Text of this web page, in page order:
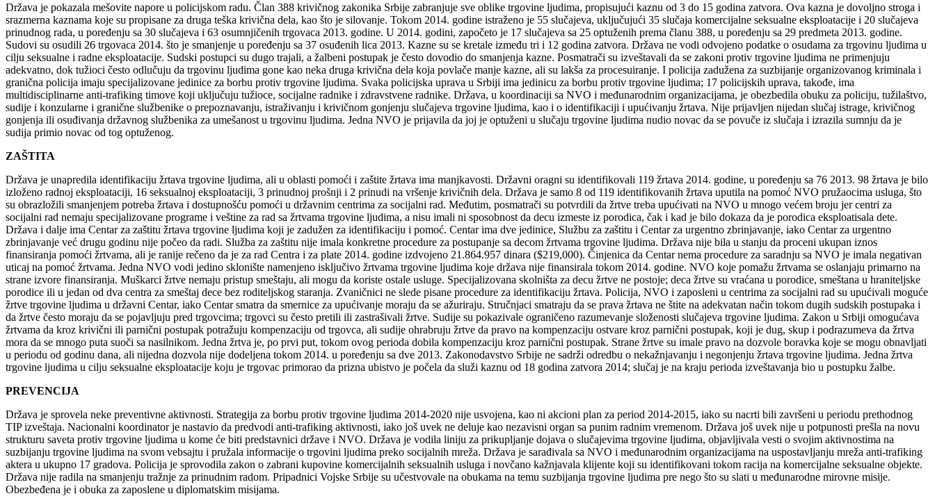
Država je pokazala mešovite napore u policijskom radu. Član 388 krivičnog zakonika Srbije zabranjuje sve oblike trgovine ljudima, propisujući kaznu od 3 do 15 godina zatvora. Ova kazna je dovoljno stroga i
srazmerna kaznama koje su propisane za druga teška krivična dela, kao što je silovanje. Tokom 2014. godine istraženo je 55 slučajeva, uključujući 35 slučaja komercijalne seksualne eksploatacije i 20 slučajeva
prinudnog rada, u poređenju sa 30 slučajeva i 63 osumnjičenih trgovaca 2013. godine. U 2014. godini, započeto je 17 slučajeva sa 25 optuženih prema članu 388, u poređenju sa 29 predmeta 2013. godine.
Sudovi su osudili 26 trgovaca 2014. što je smanjenje u poređenju sa 37 osuđenih lica 2013. Kazne su se kretale između tri i 12 godina zatvora. Država ne vodi odvojeno podatke o osudama za trgovinu ljudima u
cilju seksualne i radne eksploatacije. Sudski postupci su dugo trajali, a žalbeni postupak je često dovodio do smanjenja kazne. Posmatrači su izveštavali da se zakoni protiv trgovine ljudima ne primenjuju
adekvatno, dok tužioci često odlučuju da trgovinu ljudima gone kao neka druga krivična dela koja povlače manje kazne, ali su lakša za procesuiranje. I policija zadužena za suzbijanje organizovanog kriminala i
granična policija imaju specijalizovane jedinice za borbu protiv trgovine ljudima. Svaka policijska uprava u Srbiji ima jedinicu za borbu protiv trgovine ljudima; 17 policijskih uprava, takođe, ima
multidisciplinarne anti-trafiking timove koji uključuju tužioce, socijalne radnike i zdravstvene radnike. Država, u koordinaciji sa NVO i međunarodnim organizacijama, je obezbedila obuku za policiju, tužilaštvo,
sudije i konzularne i granične službenike o prepoznavanju, istraživanju i krivičnom gonjenju slučajeva trgovine ljudima, kao i o identifikaciji i upućivanju žrtava. Nije prijavljen nijedan slučaj istrage, krivičnog
gonjenja ili osuđivanja državnog službenika za umešanost u trgovinu ljudima. Jedna NVO je prijavila da joj je optuženi u slučaju trgovine ljudima nudio novac da se povuče iz slučaja i izrazila sumnju da je
sudija primio novac od tog optuženog.
ZAŠTITA
Država je unapredila identifikaciju žrtava trgovine ljudima, ali u oblasti pomoći i zaštite žrtava ima manjkavosti. Državni oragni su identifikovali 119 žrtava 2014. godine, u poređenju sa 76 2013. 98 žrtava je bilo
izloženo radnoj eksploataciji, 16 seksualnoj eksploataciji, 3 prinudnoj prošnji i 2 prinudi na vršenje krivičnih dela. Država je samo 8 od 119 identifikovanih žrtava uputila na pomoć NVO pružaocima usluga, što
su obrazložili smanjenjem potreba žrtava i dostupnošću pomoći u državnim centrima za socijalni rad. Međutim, posmatrači su potvrdili da žrtve treba upućivati na NVO u mnogo većem broju jer centri za
socijalni rad nemaju specijalizovane programe i veštine za rad sa žrtvama trgovine ljudima, a nisu imali ni sposobnost da decu izmeste iz porodica, čak i kad je bilo dokaza da je porodica eksploatisala dete.
Država i dalje ima Centar za zaštitu žrtava trgovine ljudima koji je zadužen za identifikaciju i pomoć. Centar ima dve jedinice, Službu za zaštitu i Centar za urgentno zbrinjavanje, iako Centar za urgentno
zbrinjavanje već drugu godinu nije počeo da radi. Služba za zaštitu nije imala konkretne procedure za postupanje sa decom žrtvama trgovine ljudima. Država nije bila u stanju da proceni ukupan iznos
finansiranja pomoći žrtvama, ali je ranije rečeno da je za rad Centra i za plate 2014. godine izdvojeno 21.864.957 dinara ($219,000). Činjenica da Centar nema procedure za saradnju sa NVO je imala negativan
uticaj na pomoć žrtvama. Jedna NVO vodi jedino sklonište namenjeno isključivo žrtvama trgovine ljudima koje država nije finansirala tokom 2014. godine. NVO koje pomažu žrtvama se oslanjaju primarno na
strane izvore finansiranja. Muškarci žrtve nemaju pristup smeštaju, ali mogu da koriste ostale usluge. Specijalizovana skolništa za decu žrtve ne postoje; deca žrtve su vraćana u porodice, smeštana u hraniteljske
porodice ili u jedan od dva centra za smeštaj dece bez roditeljskog staranja. Zvaničnici ne slede pisane procedure za identifikaciju žrtava. Policija, NVO i zaposleni u centrima za socijalni rad su upućivali moguće
žrtve trgovine ljudima u državni Centar, iako Centar smatra da smernice za upućivanje moraju da se ažuriraju. Stručnjaci smatraju da se prava žrtava ne štite na adekvatan način tokom dugih sudskih postupaka i
da žrtve često moraju da se pojavljuju pred trgovcima; trgovci su često pretili ili zastrašivali žrtve. Sudije su pokazivale ograničeno razumevanje složenosti slučajeva trgovine ljudima. Zakon u Srbiji omogućava
žrtvama da kroz krivični ili parnični postupak potražuju kompenzaciju od trgovca, ali sudije ohrabruju žrtve da pravo na kompenzaciju ostvare kroz parnični postupak, koji je dug, skup i podrazumeva da žrtva
mora da se mnogo puta suoči sa nasilnikom. Jedna žrtva je, po prvi put, tokom ovog perioda dobila kompenzaciju kroz parnični postupak. Strane žrtve su imale pravo na dozvole boravka koje se mogu obnavljati
u periodu od godinu dana, ali nijedna dozvola nije dodeljena tokom 2014. u poređenju sa dve 2013. Zakonodavstvo Srbije ne sadrži odredbu o nekažnjavanju i negonjenju žrtava trgovine ljudima. Jedna žrtva
trgovine ljudima u cilju seksualne eksploatacije koju je trgovac primorao da prizna ubistvo je počela da služi kaznu od 18 godina zatvora 2014; slučaj je na kraju perioda izveštavanja bio u postupku žalbe.
PREVENCIJA
Država je sprovela neke preventivne aktivnosti. Strategija za borbu protiv trgovine ljudima 2014-2020 nije usvojena, kao ni akcioni plan za period 2014-2015, iako su nacrti bili završeni u periodu prethodnog
TIP izveštaja. Nacionalni koordinator je nastavio da predvodi anti-trafiking aktivnosti, iako još uvek ne deluje kao nezavisni organ sa punim radnim vremenom. Država još uvek nije u potpunosti prešla na novu
strukturu saveta protiv trgovine ljudima u kome će biti predstavnici države i NVO. Država je vodila liniju za prikupljanje dojava o slučajevima trgovine ljudima, objavljivala vesti o svojim aktivnostima na
suzbijanju trgovine ljudima na svom vebsajtu i pružala informacije o trgovini ljudima preko socijalnih mreža. Država je sarađivala sa NVO i međunarodnim organizacijama na uspostavljanju mreža anti-trafiking
aktera u ukupno 17 gradova. Policija je sprovodila zakon o zabrani kupovine komercijalnih seksualnih usluga i novčano kažnjavala klijente koji su identifikovani tokom racija na komercijalne seksualne objekte.
Država nije radila na smanjenju tražnje za prinudnim radom. Pripadnici Vojske Srbije su učestvovale na obukama na temu suzbijanja trgovine ljudima pre nego što su slati u međunarodne mirovne misije.
Obezbeđena je i obuka za zaposlene u diplomatskim misijama.